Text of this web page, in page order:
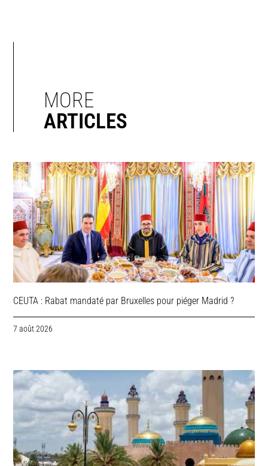
MORE
ARTICLES
CEUTA : Rabat mandaté par Bruxelles pour piéger Madrid ?
7 août 2026